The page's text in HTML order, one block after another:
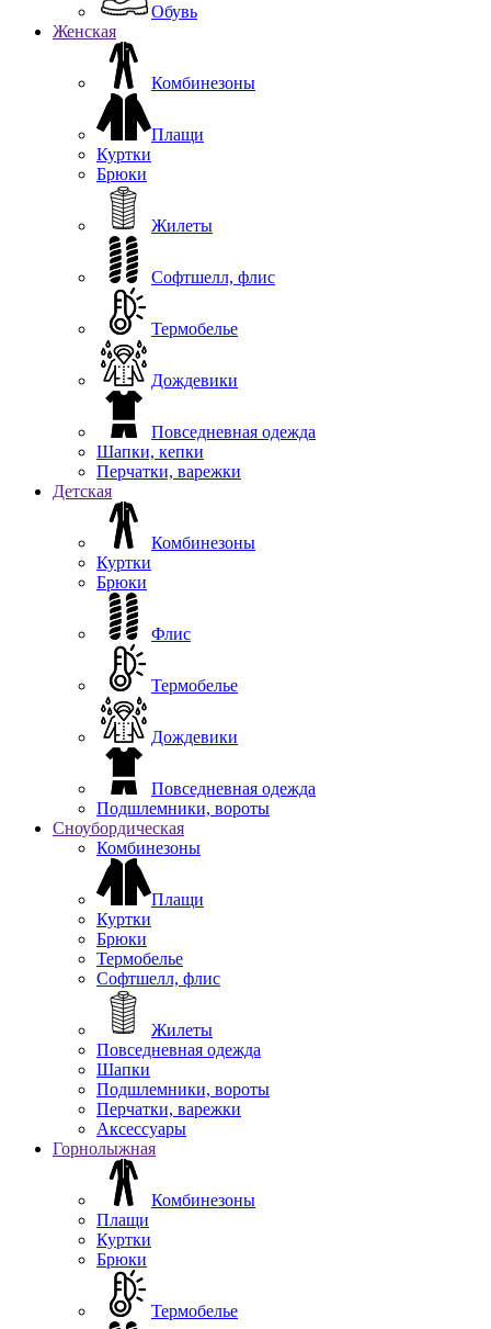
Обувь
Женская
Комбинезоны
Плащи
Куртки
Брюки
Жилеты
Софтшелл, флис
Термобелье
Дождевики
Повседневная одежда
Шапки, кепки
Перчатки, варежки
Детская
Комбинезоны
Куртки
Брюки
Флис
Термобелье
Дождевики
Повседневная одежда
Подшлемники, вороты
Сноубордическая
Комбинезоны
Плащи
Куртки
Брюки
Термобелье
Софтшелл, флис
Жилеты
Повседневная одежда
Шапки
Подшлемники, вороты
Перчатки, варежки
Аксессуары
Горнолыжная
Комбинезоны
Плащи
Куртки
Брюки
Термобелье